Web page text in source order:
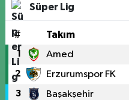
Süper Lig
# Takım
1 Amed
2 Erzurumspor FK
3 Başakşehir